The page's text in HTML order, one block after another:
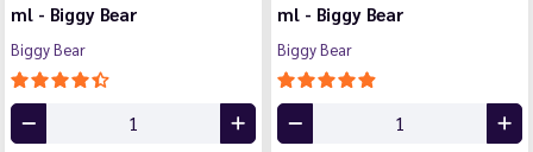
ml - Biggy Bear
Biggy Bear
ml - Biggy Bear
Biggy Bear